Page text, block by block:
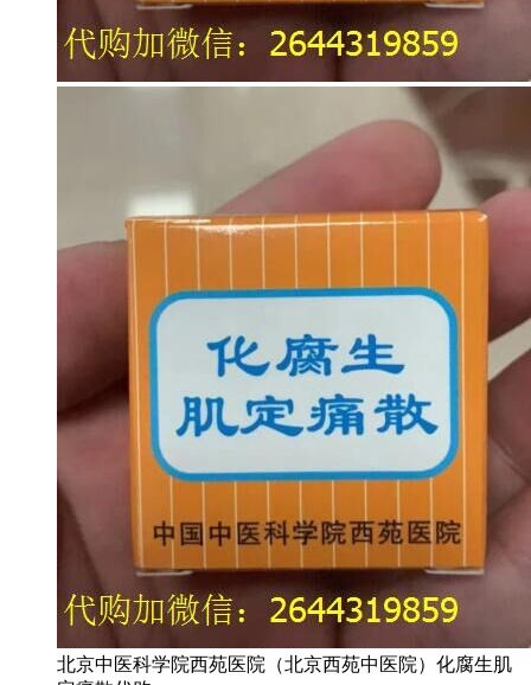
北京中医科学院西苑医院（北京西苑中医院）化腐生肌